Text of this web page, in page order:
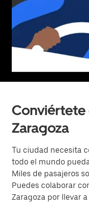
Zaragoza
Tu ciudad necesita
todo el mundo
Miles de pasajeros
Puedes colaborar
Zaragoza por llevar